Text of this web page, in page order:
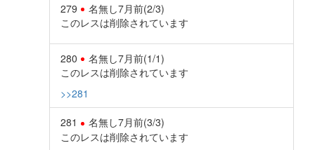
279 名無し7月前(2/3)
このレスは削除されています
280 名無し7月前(1/1)
このレスは削除されています
>>281
281 名無し7月前(3/3)
このレスは削除されています